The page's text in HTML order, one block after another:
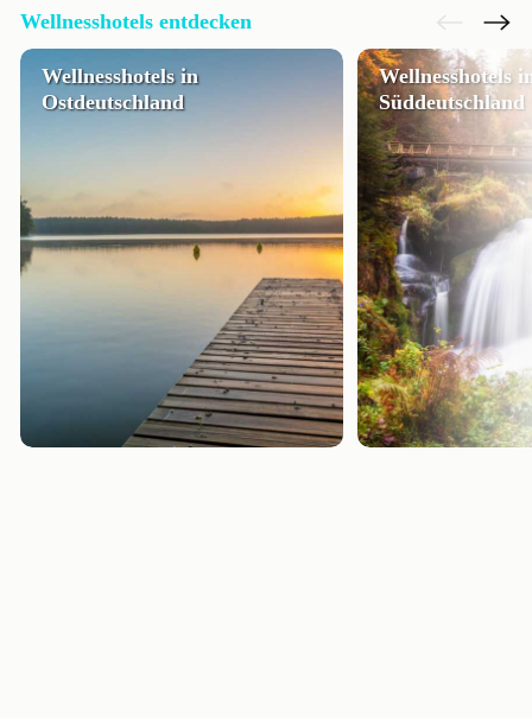
Wellnesshotels entdecken
Wellnesshotels in
Ostdeutschland
Wellnesshotels
Süddeutschland